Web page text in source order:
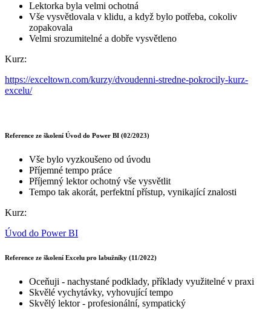
Lektorka byla velmi ochotná
Vše vysvětlovala v klidu, a když bylo potřeba, cokoliv
zopakovala
Velmi srozumitelné a dobře vysvětleno
Kurz:
https://exceltown.com/kurzy/dvoudenni-stredne-pokrocily-kurz-
excelu/
Reference ze školení Úvod do Power BI (02/2023)
Vše bylo vyzkoušeno od úvodu
Příjemné tempo práce
Příjemný lektor ochotný vše vysvětlit
Tempo tak akorát, perfektní přístup, vynikající znalosti
Kurz:
Úvod do Power BI
Reference ze školení Excelu pro labužníky (11/2022)
Oceňuji - nachystané podklady, příklady využitelné v praxi
Skvělé vychytávky, vyhovující tempo
Skvělý lektor - profesionální, sympatický